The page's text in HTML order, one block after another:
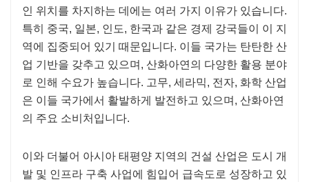
인 위치를 차지하는 데에는 여러 가지 이유가 있습니다.
특히 중국, 일본, 인도, 한국과 같은 경제 강국들이 이 지
역에 집중되어 있기 때문입니다. 이들 국가는 탄탄한 산
업 기반을 갖추고 있으며, 산화아연의 다양한 활용 분야
로 인해 수요가 높습니다. 고무, 세라믹, 전자, 화학 산업
은 이들 국가에서 활발하게 발전하고 있으며, 산화아연
의 주요 소비처입니다.
이와 더불어 아시아 태평양 지역의 건설 산업은 도시 개
발 및 인프라 구축 사업에 힘입어 급속도로 성장하고 있